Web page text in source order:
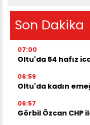
Son Dakika
07:00
Oltu'da 54 hafız
06:59
Oltu'da kadın
06:57
Görbil Özcan CHP